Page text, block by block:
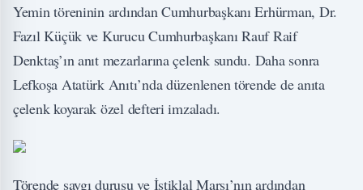
Yemin töreninin ardından Cumhurbaşkanı Erhürman, Dr.
Fazıl Küçük ve Kurucu Cumhurbaşkanı Rauf Raif
Denktaş’ın anıt mezarlarına çelenk sundu. Daha sonra
Lefkoşa Atatürk Anıtı’nda düzenlenen törende de anıta
çelenk koyarak özel defteri imzaladı.
Törende saygı duruşu ve İstiklal Marşı’nın ardından